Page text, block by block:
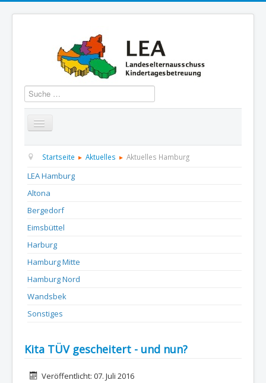
Suchen
Startseite Über uns Aktuelles Termine
Informationen
Kontakt
Startseite Aktuelles Aktuelles Hamburg
LEA Hamburg
Altona
Bergedorf
Eimsbüttel
Harburg
Hamburg Mitte
Hamburg Nord
Wandsbek
Sonstiges
Kita TÜV gescheitert - und nun?
DetailsVeröffentlicht: 07. Juli 2016